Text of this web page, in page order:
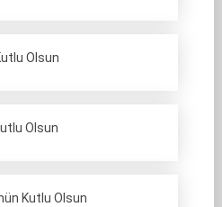
Olsun
Olsun
Kutlu Olsun